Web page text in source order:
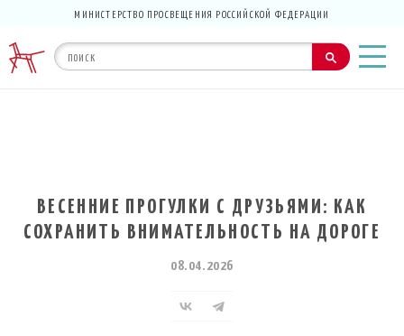
МИНИСТЕРСТВО ПРОСВЕЩЕНИЯ РОССИЙСКОЙ ФЕДЕРАЦИИ
ВЕСЕННИЕ ПРОГУЛКИ С ДРУЗЬЯМИ: КАК
СОХРАНИТЬ ВНИМАТЕЛЬНОСТЬ НА ДОРОГЕ
08.04.2026